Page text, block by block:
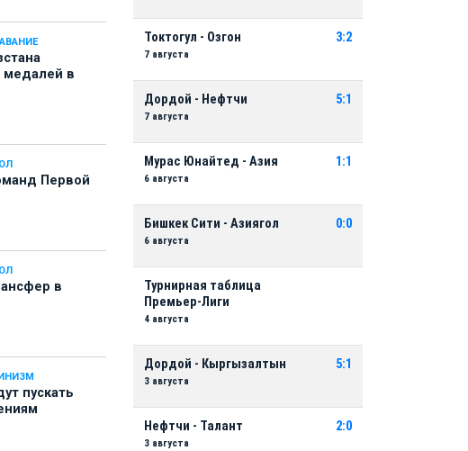
медалей в
Первой
в
пускать
Токтогул - Озгон
7 августа
3:2
Дордой - Нефтчи
7 августа
5:1
Мурас Юнайтед - Азия
6 августа
1:1
Бишкек Сити - Азиягол
6 августа
0:0
Турнирная таблица
Премьер-Лиги
4 августа
Дордой - Кыргызалтын
3 августа
5:1
Нефтчи - Талант
3 августа
2:0